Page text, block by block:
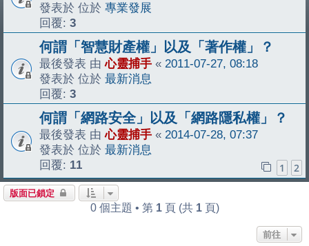
發表於 位於 專業發展
回覆: 3
何謂「智慧財產權」以及「著作權」？
最後發表 由心靈捕手 « 2011-07-27, 08:18
發表於 位於 最新消息
回覆: 3
何謂「網路安全」以及「網路隱私權」？
最後發表 由心靈捕手 « 2014-07-28, 07:37
發表於 位於 最新消息
回覆: 11 1 2
版面已鎖定
0 個主題 • 第 1頁 (共 1頁)
前往